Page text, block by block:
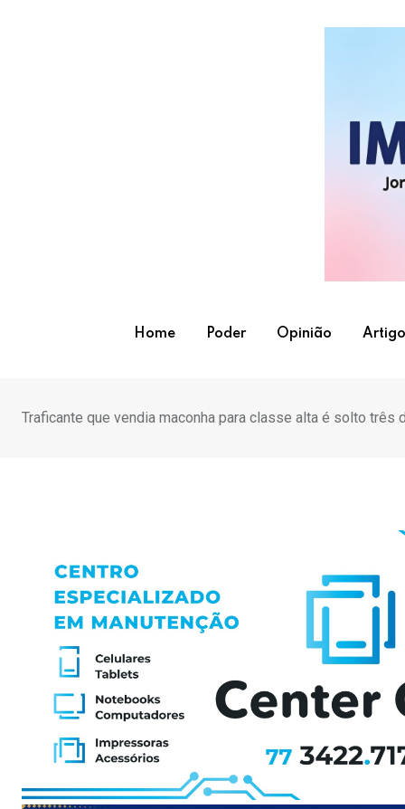
Home Poder Opinião
Traficante que vendia maconha para classe alta é solto três